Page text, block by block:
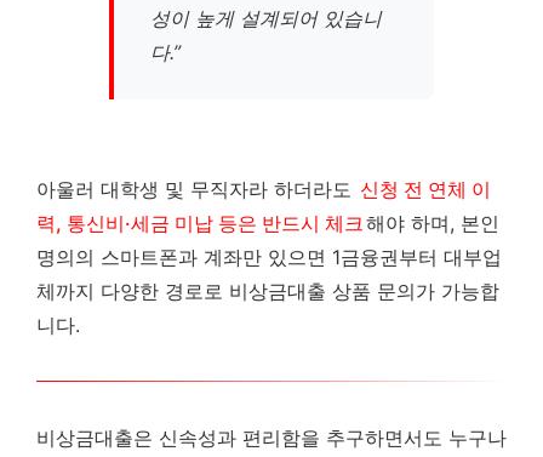
성이 높게 설계되어 있습니
다.”
아울러 대학생 및 무직자라 하더라도 신청 전 연체 이
력, 통신비·세금 미납 등은 반드시 체크 해야 하며, 본인
명의의 스마트폰과 계좌만 있으면 1금융권부터 대부업
체까지 다양한 경로로 비상금대출 상품 문의가 가능합
니다.
비상금대출은 신속성과 편리함을 추구하면서도 누구나